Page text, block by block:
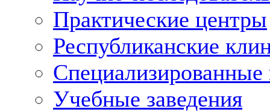
Практические центры
Республиканские
Учебные заведения